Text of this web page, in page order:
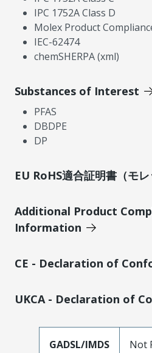
IPC 1752A Class D
Molex Product
IEC-62474
chemSHERPA (xml)
Substances of Interest
PFAS
DBDPE
DP
EU RoHS適合証明書（モレ
Additional Product
Information
CE - Declaration of
UKCA - Declaration of
GADSL/IMDS Not